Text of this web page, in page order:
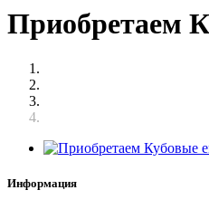
Приобретаем
Информация